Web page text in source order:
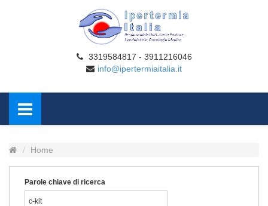
3319584817 - 3911216046
info@ipertermiaitalia.it
Home
Parole chiave di ricerca